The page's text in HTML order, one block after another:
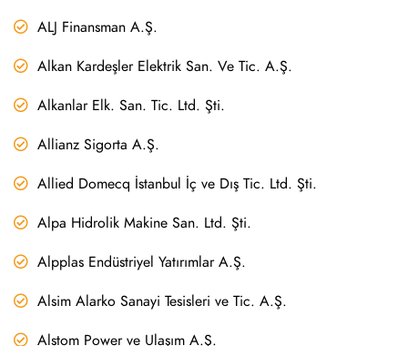
ALJ Finansman A.Ş.
Alkan Kardeşler Elektrik San. Ve Tic. A.Ş.
Alkanlar Elk. San. Tic. Ltd. Şti.
Allianz Sigorta A.Ş.
Allied Domecq İstanbul İç ve Dış Tic. Ltd. Şti.
Alpa Hidrolik Makine San. Ltd. Şti.
Alpplas Endüstriyel Yatırımlar A.Ş.
Alsim Alarko Sanayi Tesisleri ve Tic. A.Ş.
Alstom Power ve Ulaşım A.Ş.